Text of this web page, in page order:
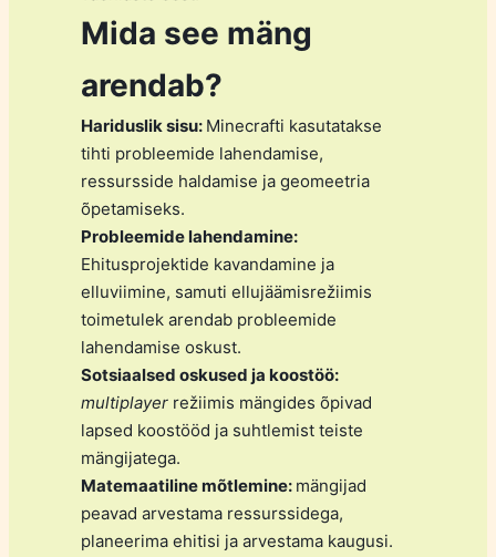
Mida see mäng
arendab?
Hariduslik sisu: Minecrafti kasutatakse
tihti probleemide lahendamise,
ressursside haldamise ja geomeetria
õpetamiseks.
Probleemide lahendamine:
Ehitusprojektide kavandamine ja
elluviimine, samuti ellujäämisrežiimis
toimetulek arendab probleemide
lahendamise oskust.
Sotsiaalsed oskused ja koostöö:
multiplayerrežiimis mängides õpivad
lapsed koostööd ja suhtlemist teiste
mängijatega.
Matemaatiline mõtlemine: mängijad
peavad arvestama ressurssidega,
planeerima ehitisi ja arvestama kaugusi.